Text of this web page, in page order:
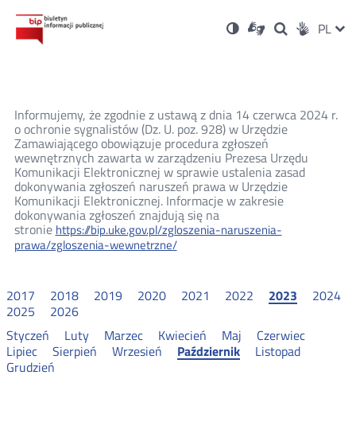
Ustawienia
Wersja
kontrastowa
Dla
niesłyszących
OtwórzOtwórz
w
Otwórz
w
Social PL
Informujemy, że zgodnie z ustawą z dnia 14 czerwca 2024 r.
o ochronie sygnalistów (Dz. U. poz. 928) w Urzędzie
Zamawiającego obowiązuje procedura zgłoszeń
wewnętrznych zawarta w zarządzeniu Prezesa Urzędu
Komunikacji Elektronicznej w sprawie ustalenia zasad
dokonywania zgłoszeń naruszeń prawa w Urzędzie
Komunikacji Elektronicznej. Informacje w zakresie
dokonywania zgłoszeń znajdują się na
stronie https://bip.uke.gov.pl/zgloszenia-naruszenia-
prawa/zgloszenia-wewnetrzne/
2017 2018 2019 2020 2021 2022 2023
2024
2025
2026
Styczeń
Luty Marzec Kwiecień Maj
Czerwiec
Lipiec
Sierpień Wrzesień Październik
Listopad
Grudzień